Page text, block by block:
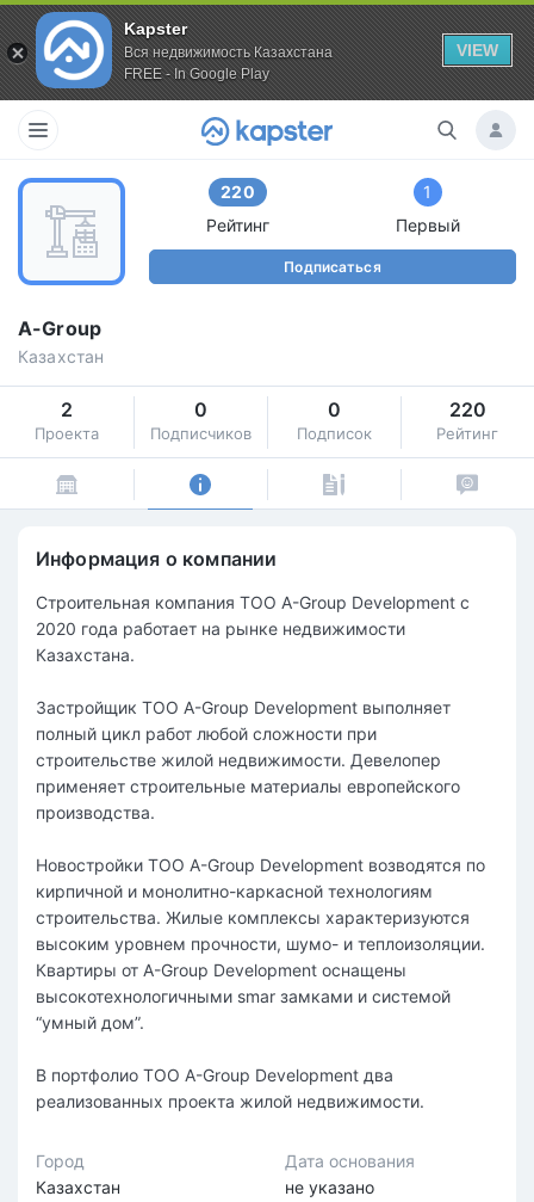
Kapster
Вся недвижимость Казахстана
FREE - In Google Play
VIEW
220
Рейтинг
1
Первый
Подписаться
A-Group
Казахстан
2
Проекта
0
Подписчиков
0
Подписок
220
Рейтинг
Информация о компании
Строительная компания ТОО A-Group Development c
2020 года работает на рынке недвижимости
Казахстана.
Застройщик ТОО A-Group Development выполняет
полный цикл работ любой сложности при
строительстве жилой недвижимости. Девелопер
применяет строительные материалы европейского
производства.
Новостройки ТОО A-Group Development возводятся по
кирпичной и монолитно-каркасной технологиям
строительства. Жилые комплексы характеризуются
высоким уровнем прочности, шумо- и теплоизоляции.
Квартиры от A-Group Development оснащены
высокотехнологичными smar замками и системой
“умный дом”.
В портфолио ТОО A-Group Development два
реализованных проекта жилой недвижимости.
Город
Казахстан
Дата основания
не указано